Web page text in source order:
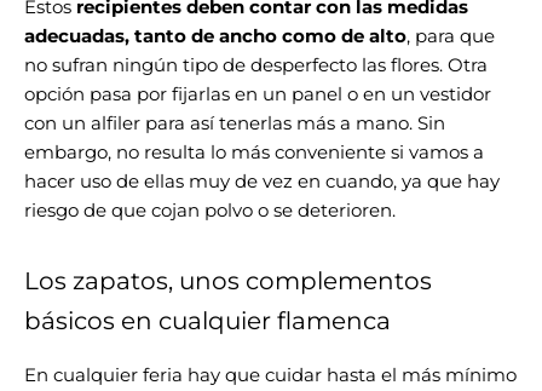
Estos recipientes deben contar con las medidas
adecuadas, tanto de ancho como de alto, para que
no sufran ningún tipo de desperfecto las flores. Otra
opción pasa por fijarlas en un panel o en un vestidor
con un alfiler para así tenerlas más a mano. Sin
embargo, no resulta lo más conveniente si vamos a
hacer uso de ellas muy de vez en cuando, ya que hay
riesgo de que cojan polvo o se deterioren.
Los zapatos, unos complementos
básicos en cualquier flamenca
En cualquier feria hay que cuidar hasta el más mínimo